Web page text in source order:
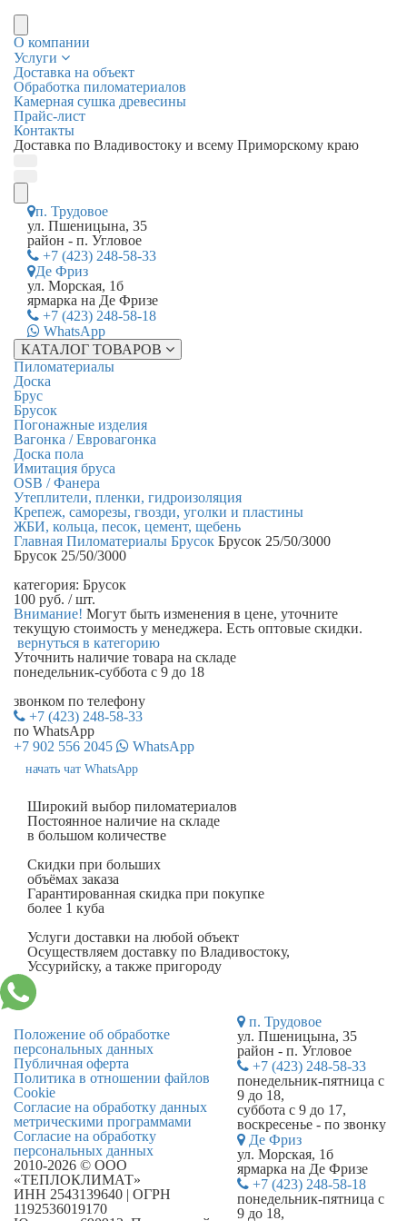
О компании
Услуги
Доставка на объект
Обработка пиломатериалов
Камерная сушка древесины
Прайс-лист
Контакты
Доставка по Владивостоку и всему Приморскому краю
п. Трудовое
ул. Пшеницына, 35
район - п. Угловое
+7 (423) 248-58-33
Де Фриз
ул. Морская, 1б
ярмарка на Де Фризе
+7 (423) 248-58-18
WhatsApp
КАТАЛОГ ТОВАРОВ
Пиломатериалы
Доска
Брус
Брусок
Погонажные изделия
Вагонка / Евровагонка
Доска пола
Имитация бруса
OSB / Фанера
Утеплители, пленки, гидроизоляция
Крепеж, саморезы, гвозди, уголки и пластины
ЖБИ, кольца, песок, цемент, щебень
Главная Пиломатериалы Брусок Брусок 25/50/3000
Брусок 25/50/3000
категория: Брусок
100 руб. / шт.
Внимание! Могут быть изменения в цене, уточните
текущую стоимость у менеджера. Есть оптовые скидки.
вернуться в категорию
Уточнить наличие товара на складе
понедельник-суббота с 9 до 18
звонком по телефону
+7 (423) 248-58-33
по WhatsApp
+7 902 556 2045
WhatsApp
начать чат WhatsApp
Широкий выбор пиломатериалов
Постоянное наличие на складе
в большом количестве
Скидки при больших
объёмах заказа
Гарантированная скидка при покупке
более 1 куба
Услуги доставки на любой объект
Осуществляем доставку по Владивостоку,
Уссурийску, а также пригороду
Положение об обработке
персональных данных
Публичная оферта
Политика в отношении файлов
Cookie
Согласие на обработку данных
метрическими программами
Согласие на обработку
персональных данных
2010-2026 © ООО
«ТЕПЛОКЛИМАТ»
ИНН 2543139640 | ОГРН
1192536019170
п. Трудовое
ул. Пшеницына, 35
район - п. Угловое
+7 (423) 248-58-33
понедельник-пятница с
9 до 18,
суббота с 9 до 17,
воскресенье - по звонку
Де Фриз
ул. Морская, 1б
ярмарка на Де Фризе
+7 (423) 248-58-18
понедельник-пятница с
9 до 18,